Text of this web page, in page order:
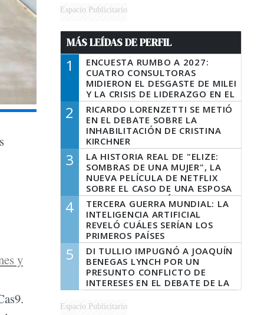
y
Espacio Publicitario
MÁS LEÍDAS DE PERFIL
1
ENCUESTA RUMBO A 2027:
CUATRO CONSULTORAS
MIDIERON EL DESGASTE DE MILEI
Y LA CRISIS DE LIDERAZGO EN EL
PERONISMO
2
RICARDO LORENZETTI SE METIÓ
EN EL DEBATE SOBRE LA
INHABILITACIÓN DE CRISTINA
KIRCHNER
3
LA HISTORIA REAL DE "ELIZE:
SOMBRAS DE UNA MUJER", LA
NUEVA PELÍCULA DE NETFLIX
SOBRE EL CASO DE UNA ESPOSA
QUE DESCUARTIZÓ A SU
MARIDO
4
TERCERA GUERRA MUNDIAL: LA
INTELIGENCIA ARTIFICIAL
REVELÓ CUÁLES SERÍAN LOS
PRIMEROS PAÍSES
LATINOAMERICANOS EN SER
DERROTADOS
5
DI TULLIO IMPUGNÓ A JOAQUÍN
BENEGAS LYNCH POR UN
PRESUNTO CONFLICTO DE
INTERESES EN EL DEBATE DE LA
LEY DE TIERRAS
Espacio Publicitario